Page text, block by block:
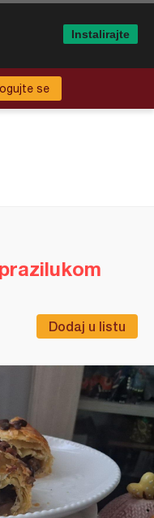
se
Dodaj u listu
Instalirajte